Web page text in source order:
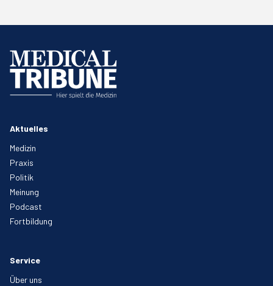
Aktuelles
Medizin
Praxis
Politik
Meinung
Podcast
Fortbildung
Service
Über uns